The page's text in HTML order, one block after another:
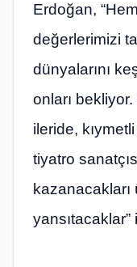
Erdoğan,
değerlerimizi
dünyalarını
onları bekliyor.
ileride,
tiyatro
yansıtacaklar”